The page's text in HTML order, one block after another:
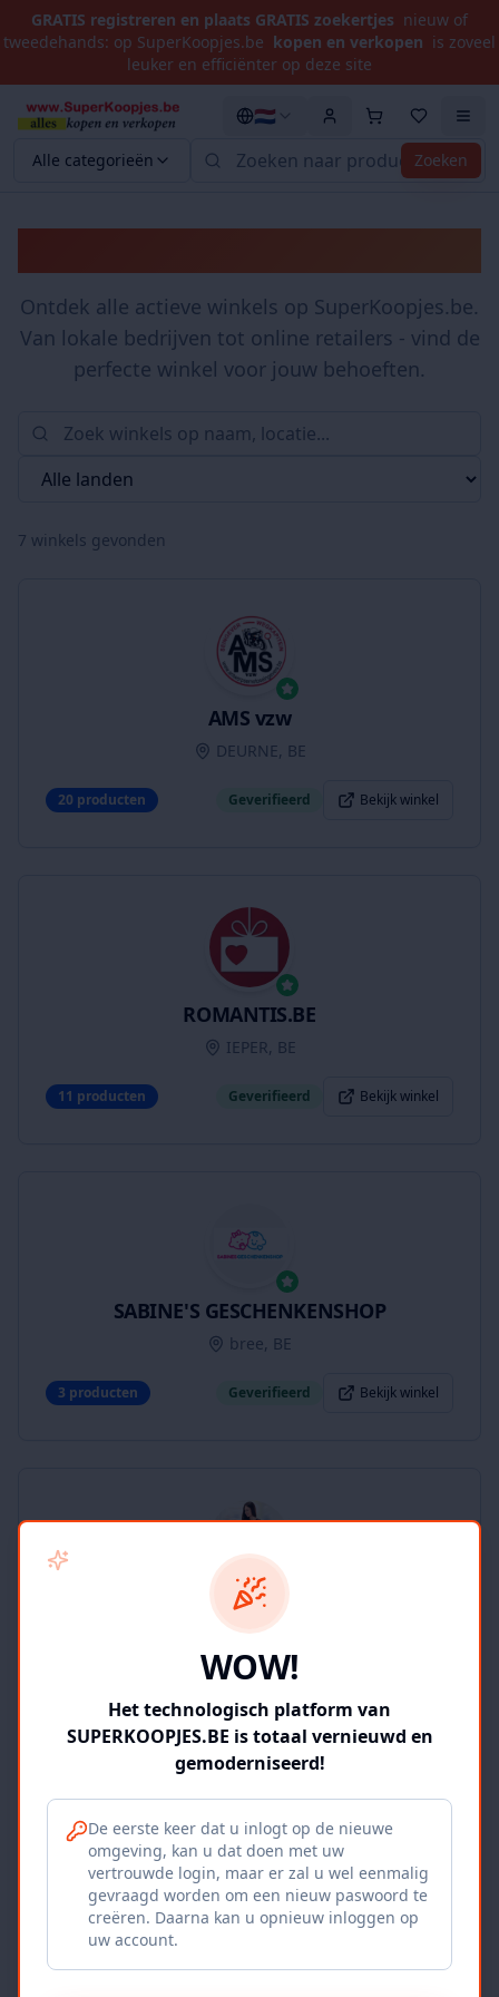
GRATIS registreren en plaats GRATIS zoekertjes nieuw of
tweedehands: op SuperKoopjes.be kopen en verkopen is zoveel
leuker en efficiënter op deze site
Alle categorieën Zoeken
🇳🇱
Ontdek alle actieve winkels op SuperKoopjes.be.
Van lokale bedrijven tot online retailers - vind de
perfecte winkel voor jouw behoeften.
7 winkels gevonden
AMS vzw
DEURNE, BE
20 producten Geverifieerd Bekijk winkel
ROMANTIS.BE
IEPER, BE
11 producten Geverifieerd Bekijk winkel
SABINE'S GESCHENKENSHOP
bree, BE
3 producten Geverifieerd Bekijk winkel
SUPERKOOPJES.BE
Geverifieerd
Iepers Kwartier
Ieper, BE
WOW!
Het technologisch platform van
SUPERKOOPJES.BE is totaal vernieuwd en
gemoderniseerd!
De eerste keer dat u inlogt op de nieuwe
omgeving, kan u dat doen met uw
vertrouwde login, maar er zal u wel eenmalig
gevraagd worden om een nieuw paswoord te
creëren. Daarna kan u opnieuw inloggen op
uw account.